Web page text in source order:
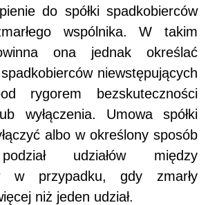
do spółki spadkobierców
wspólnika. W takim
ona jednak określać
niewstępujących
rygorem bezskuteczności
wyłączenia. Umowa spółki
albo w określony sposób
udziałów między
w przypadku, gdy zmarły
niż jeden udział.